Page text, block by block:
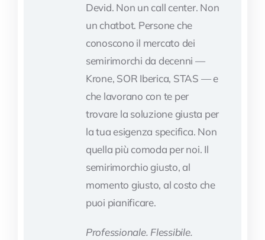
Devid. Non un call center. Non
un chatbot. Persone che
conoscono il mercato dei
semirimorchi da decenni —
Krone, SOR Iberica, STAS — e
che lavorano con te per
trovare la soluzione giusta per
la tua esigenza specifica. Non
quella più comoda per noi. Il
semirimorchio giusto, al
momento giusto, al costo che
puoi pianificare.
Professionale. Flessibile.